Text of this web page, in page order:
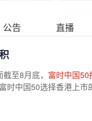
公告 直播
截至8月底， 富时中国50
时中国50选择香港上